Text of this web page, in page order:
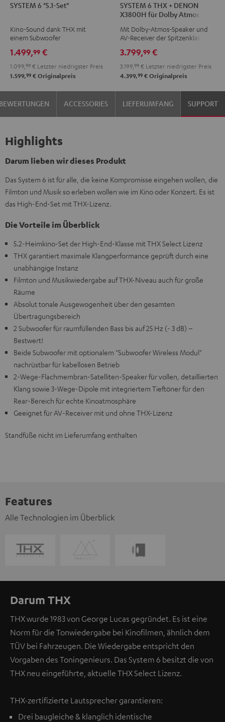
6
Set"
SYSTEM 6 "5.1-Set"
Kino-Sound dank THX mit
einem Subwoofer
1.499,99 €
1.099, 99 € Letzter niedrigster Preis
1.599,99 € Originalpreis
6
THX
+
X3800H
für
Dolby
Atmos
"5.2.4-
Set"
6
THX
+
X3800H
für
Dolby
Atmos
"5.2.4-
Set"
SYSTEM 6 THX + DENON
X3800H für Dolby Atmos
Mit Dolby-Atmos-Speaker und
AV-Receiver der Spitzenklasse
3.799,99 €
3.199, 99 € Letzter niedrigster Preis
4.399,99 € Originalpreis
ACCESSORIES LIEFERUMFANG SUPPORT
Highlights
Darum lieben wir dieses Produkt
Das System 6 ist für alle, die keine Kompromisse eingehen wollen, die
Filmton und Musik so erleben wollen wie im Kino oder Konzert. Es ist
das High-End-Set mit THX-Lizenz.
Die Vorteile im Überblick
5.2-Heimkino-Set der High-End-Klasse mit THX Select Lizenz
THX garantiert maximale Klangperformance geprüft durch eine
unabhängige Instanz
Filmton und Musikwiedergabe auf THX-Niveau auch für große
Räume
Absolut tonale Ausgewogenheit über den gesamten
Übertragungsbereich
2 Subwoofer für raumfüllenden Bass bis auf 25 Hz (- 3 dB) –
Bestwert!
Beide Subwoofer mit optionalem "Subwoofer Wireless Modul"
nachrüstbar für kabellosen Betrieb
2-Wege-Flachmembran-Satelliten-Speaker für vollen, detaillierten
Klang sowie 3-Wege-Dipole mit integriertem Tieftöner für den
Rear-Bereich für echte Kinoatmosphäre
Geeignet für AV-Receiver mit und ohne THX-Lizenz
Standfüße nicht im Lieferumfang enthalten
Features
Alle Technologien im Überblick
Darum THX
THX wurde 1983 von George Lucas gegründet. Es ist eine
Norm für die Tonwiedergabe bei Kinofilmen, ähnlich dem
TÜV bei Fahrzeugen. Die Wiedergabe entspricht den
Vorgaben des Toningenieurs. Das System 6 besitzt die von
THX neu eingeführte, aktuelle THX Select Lizenz.
THX-zertifizierte Lautsprecher garantieren:
Drei baugleiche & klanglich identische